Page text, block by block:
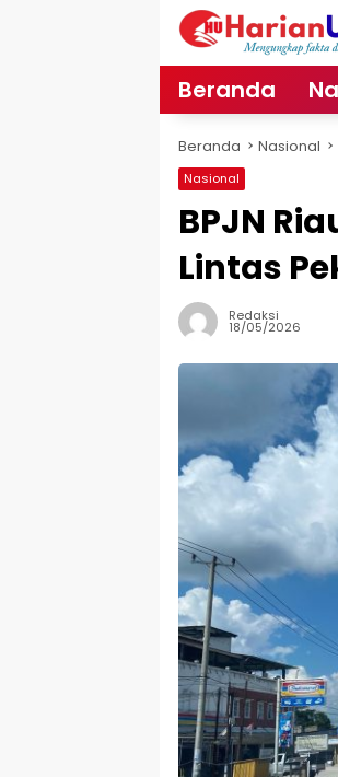
Beranda
Beranda Nasional
Nasional
BPJN
Lintas
Redaksi
18/05/2026